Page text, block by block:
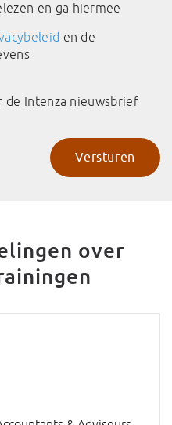
en ga hiermee
en de
de Intenza nieuwsbrief
over